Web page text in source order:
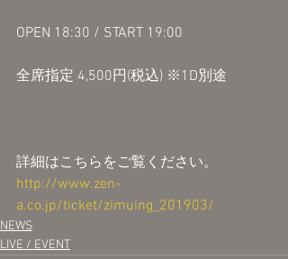
OPEN 18:30 / START 19:00
全席指定 4,500円(税込) ※1D別途
詳細はこちらをご覧ください。
http://www.zen-
a.co.jp/ticket/zimuing_201903/
NEWS
LIVE / EVENT